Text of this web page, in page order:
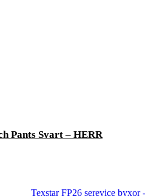
Pants Svart – HERR